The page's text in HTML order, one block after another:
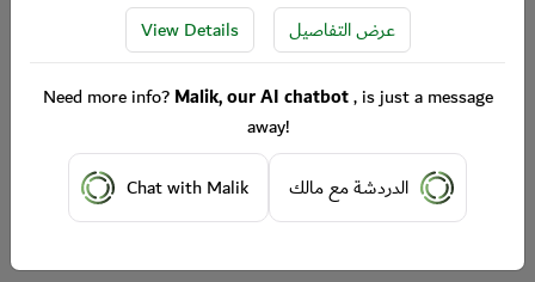
View Details
عرض التفاصيل
Need more info?Malik, our AI chatbot, is just a message
away!
Chat with Malik
الدردشة مع مالك